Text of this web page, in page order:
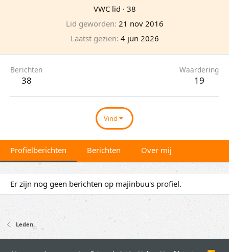
VWC lid · 38
Lid geworden 21 nov 2016
Laatst gezien 4 jun 2026
Berichten
38
Waardering
19
Vind
Profielberichten Berichten Over mij
Er zijn nog geen berichten op majinbuu's profiel.
Leden